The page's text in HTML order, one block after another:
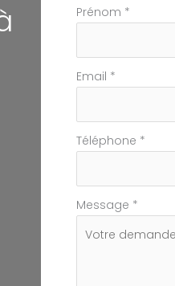
Formulaire
téléphone
Prénom *
Email *
Téléphone *
Message *